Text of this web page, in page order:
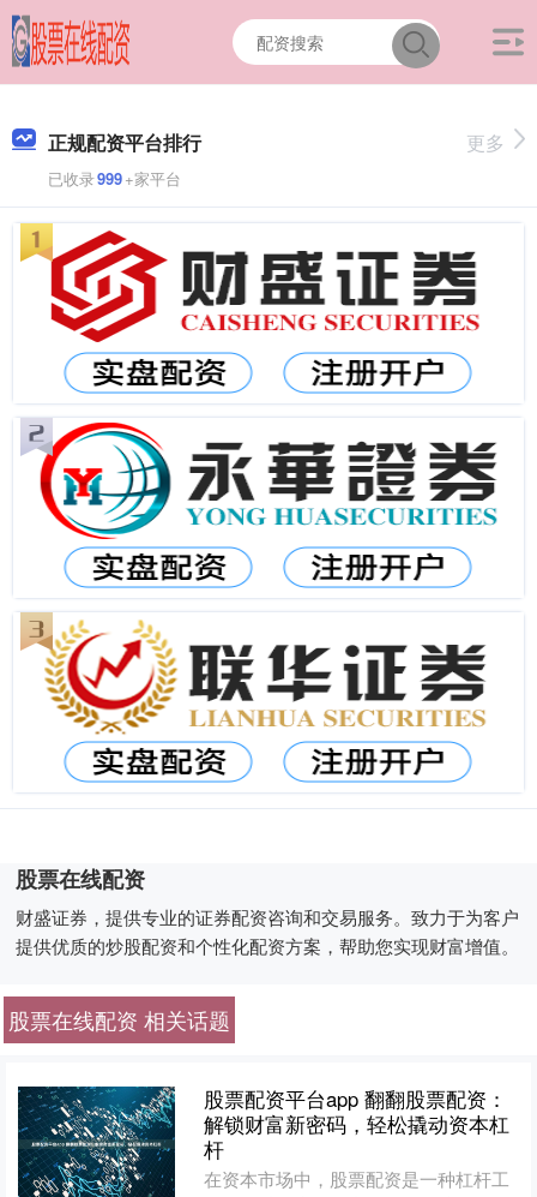
正规配资平台排行
已收录999+家平台
更多
股票在线配资
财盛证券，提供专业的证券配资咨询和交易服务。致力于为客户
提供优质的炒股配资和个性化配资方案，帮助您实现财富增值。
股票在线配资 相关话题
股票配资平台app 翻翻股票配资：
解锁财富新密码，轻松撬动资本杠
杆
在资本市场中，股票配资是一种杠杆工